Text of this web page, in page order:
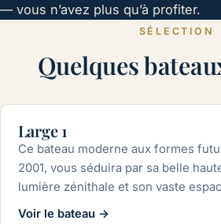
— vous n’avez plus qu’à profiter.
SÉLECTION
Quelques
Large 1
Ce bateau moderne aux formes
2001, vous séduira par sa belle
lumière zénithale et son vaste
Voir le bateau →